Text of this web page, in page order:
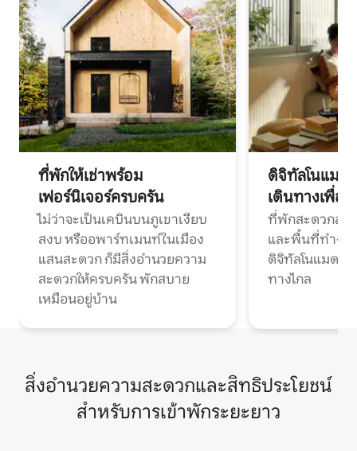
ที่พักให้เช่าพร้อม
เฟอร์นิเจอร์ครบครัน
ไม่ว่าจะเป็นเคบินบนภูเขาเงียบ
สงบ หรืออพาร์ทเมนท์ในเมือง
แสนสะดวก ก็มีสิ่งอำนวยความ
สะดวกให้ครบครัน พักสบาย
เหมือนอยู่บ้าน
ดิจิทัลโนแมด
เดินทางเพื่อ
ที่พักสะดวกสบ
และพื้นที่ทำงา
ดิจิทัลโนแมดแ
ทางไกล
สิ่งอำนวยความสะดวกและสิทธิประโยชน์
สำหรับการเข้าพักระยะยาว